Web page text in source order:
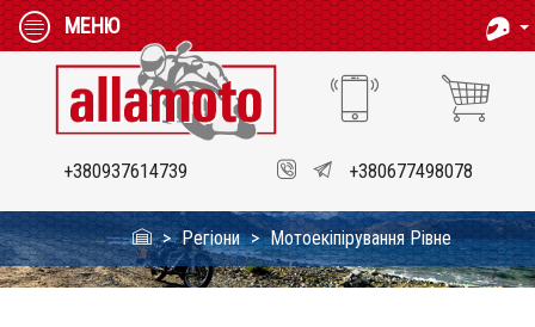
МЕНЮ
+380937614739 +380677498078
Регіони Мотоекіпірування Рівне